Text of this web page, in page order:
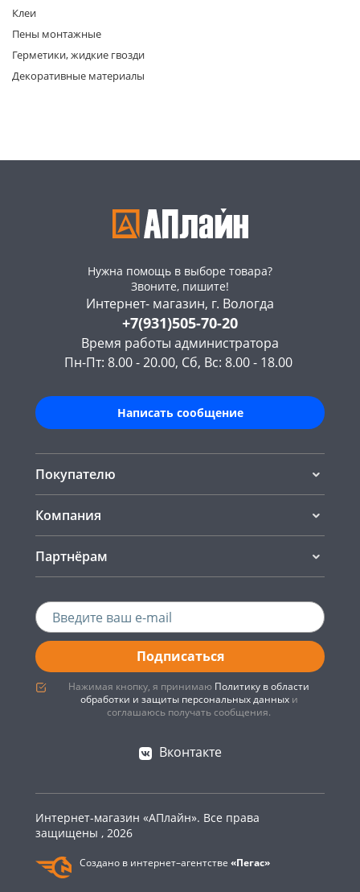
Клеи
Пены монтажные
Герметики, жидкие гвозди
Декоративные материалы
Нужна помощь в выборе товара?
Звоните, пишите!
Интернет- магазин, г. Вологда
+7(931)505-70-20
Время работы администратора
Пн-Пт: 8.00 - 20.00, Сб, Вс: 8.00 - 18.00
Написать сообщение
Покупателю
Компания
Партнёрам
Подписаться
Нажимая кнопку, я принимаю Политику в области
обработки и защиты персональных данныхи
соглашаюсь получать сообщения.
Вконтакте
Интернет-магазин «АПлайн». Все права
защищены , 2026
Создано в интернет–агентстве «Пегас»